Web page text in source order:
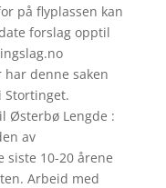
på flyplassen kan
forslag opptil
denne saken
Stortinget.
Østerbø Lengde :
av
siste 10-20 årene
Arbeid med